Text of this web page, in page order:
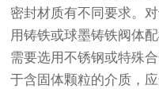
密封材质有不同要求。
用铸铁或球墨铸铁阀体
需要选用不锈钢或特殊
于含固体颗粒的介质，